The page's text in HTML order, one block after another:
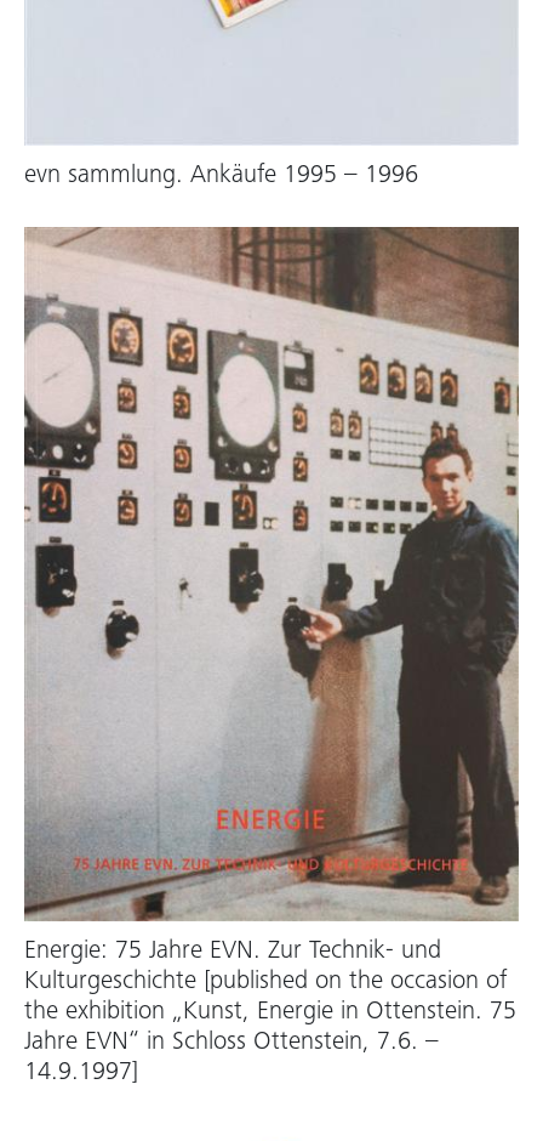
evn sammlung. Ankäufe 1995 – 1996
Energie: 75 Jahre EVN. Zur Technik- und
Kulturgeschichte [published on the occasion of
the exhibition „Kunst, Energie in Ottenstein. 75
Jahre EVN“ in Schloss Ottenstein, 7.6. –
14.9.1997]